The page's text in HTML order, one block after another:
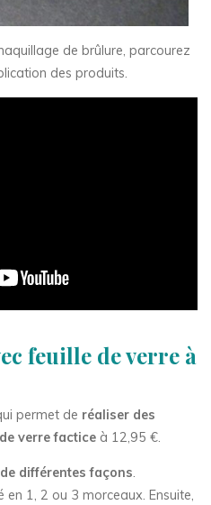
de brûlure, parcourez
des produits.
feuille de verre à
permet de réaliser des
verre factice à 12,95 €.
différentes façons.
1, 2 ou 3 morceaux. Ensuite,